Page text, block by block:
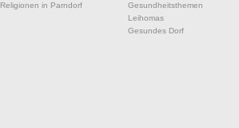
Religionen in Parndorf
Gesundheitsthemen
Leihomas
Gesundes Dorf